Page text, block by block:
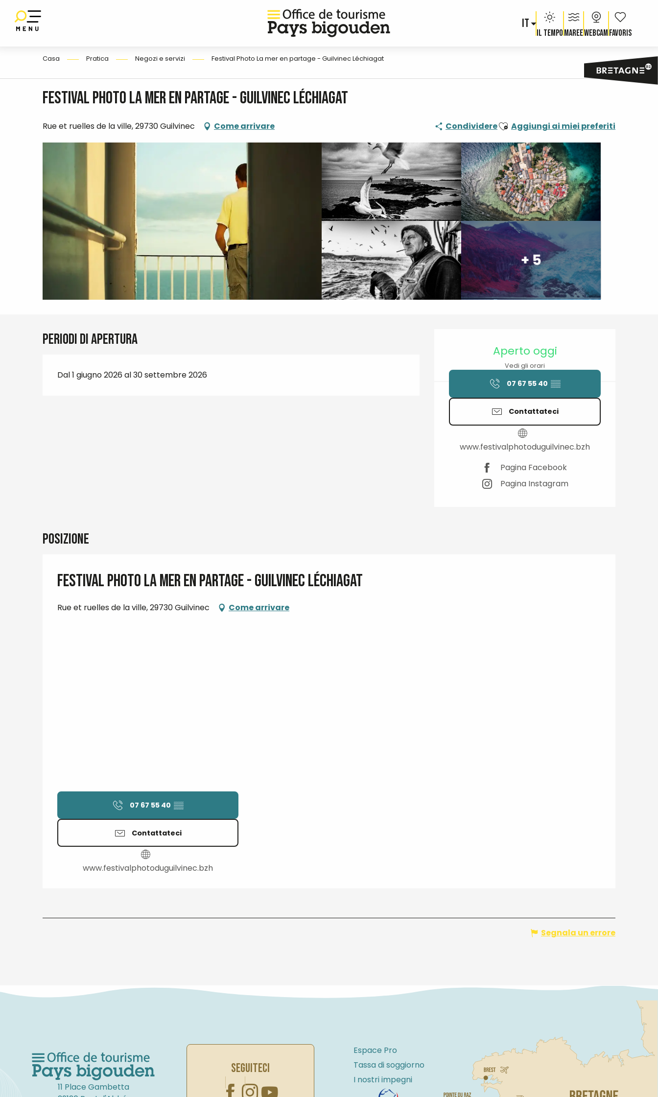
contenu
IT
Il tempoMareeWebcam Voir les
Casa Pratica Negozi e servizi Festival Photo La mer en partage - Guilvinec Léchiagat
Festival Photo La mer en partage - Guilvinec Léchiagat
Rue et ruelles de la ville, 29730 Guilvinec Come arrivare CondividereAjouter aux favoris
Aggiungi ai miei preferiti
+ 5
Orari e contatti
Aperto oggi
Vedi gli orari
07 67 55 40 ▒▒
Contattateci
www.festivalphotoduguilvinec.bzh
Pagina Facebook
Pagina Instagram
Periodi di apertura
Dal 1 giugno 2026 al 30 settembre 2026
Posizione
Festival Photo La mer en partage - Guilvinec Léchiagat
Rue et ruelles de la ville, 29730 Guilvinec Come arrivare
07 67 55 40 ▒▒
Contattateci
www.festivalphotoduguilvinec.bzh
Segnala un errore
11 Place Gambetta
SEGUITECI
Espace Pro
Tassa di soggiorno
I nostri impegni